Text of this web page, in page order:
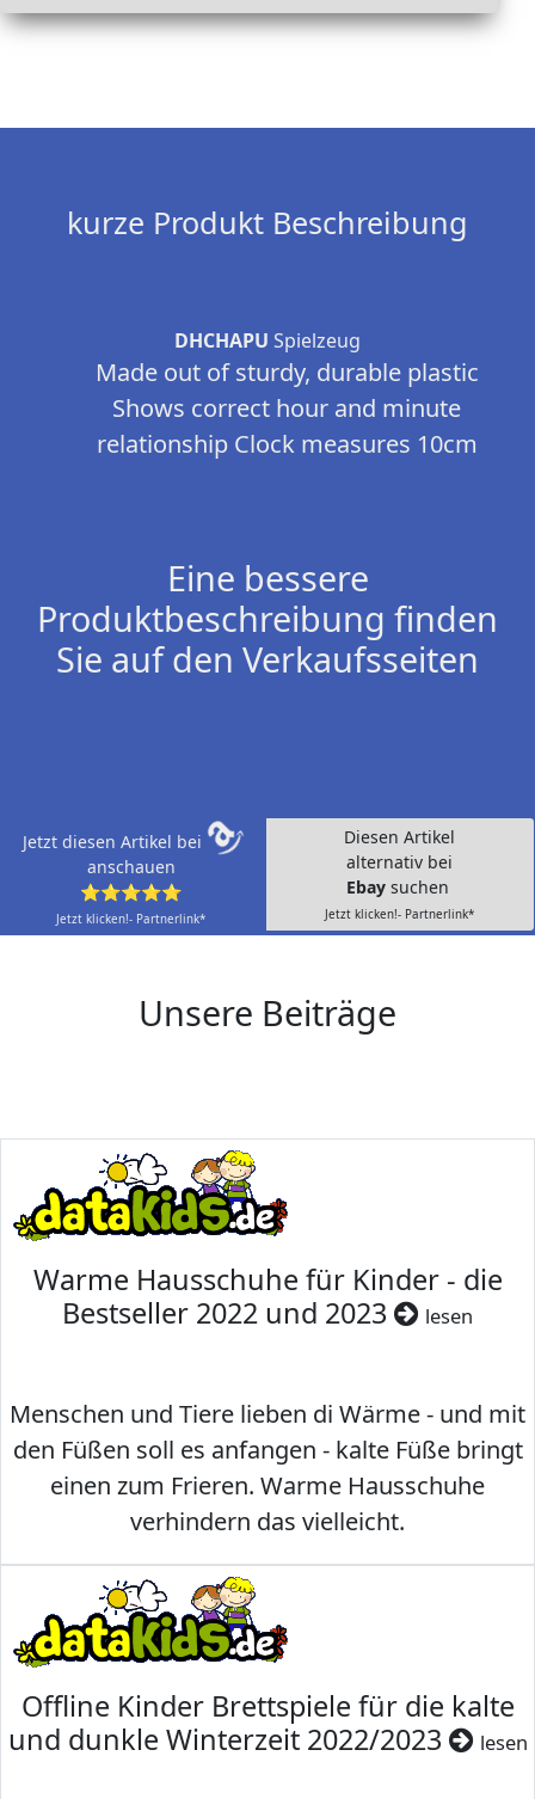
kurze Produkt Beschreibung
DHCHAPU Spielzeug
Made out of sturdy, durable plastic
Shows correct hour and minute
relationship Clock measures 10cm
Eine bessere
Produktbeschreibung finden
Sie auf den Verkaufsseiten
Jetzt diesen Artikel bei
anschauen
⭐⭐⭐⭐⭐
Jetzt klicken!- Partnerlink*
Diesen Artikel
alternativ bei
Ebay suchen
Jetzt klicken!- Partnerlink*
Unsere Beiträge
Warme Hausschuhe für Kinder - die
Bestseller 2022 und 2023
lesen
Menschen und Tiere lieben di Wärme - und mit
den Füßen soll es anfangen - kalte Füße bringt
einen zum Frieren. Warme Hausschuhe
verhindern das vielleicht.
Offline Kinder Brettspiele für die kalte
und dunkle Winterzeit 2022/2023
lesen